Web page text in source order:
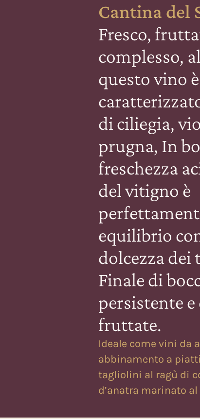
Cantina del
Fresco,
complesso,
questo vino è
di ciliegia,
prugna, In
freschezza
del vitigno è
equilibrio
dolcezza dei
Finale di
persistente
fruttate.
Ideale come vini da
abbinamento a
tagliolini al ragù di
d’anatra marinato al